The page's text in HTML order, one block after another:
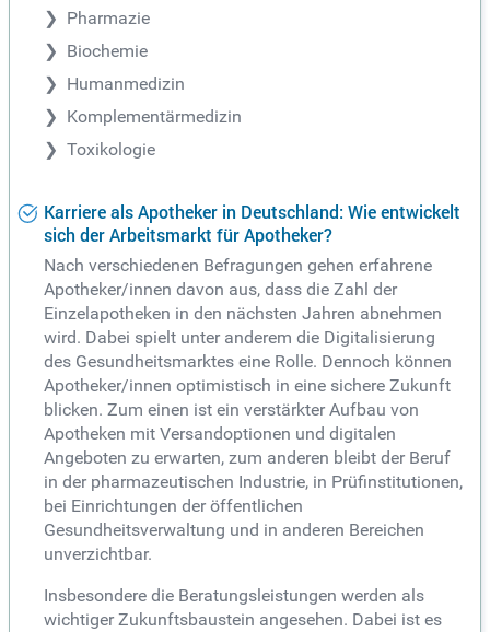
Pharmazie
Biochemie
Humanmedizin
Komplementärmedizin
Toxikologie
Karriere als Apotheker in Deutschland: Wie entwickelt
sich der Arbeitsmarkt für Apotheker?
Nach verschiedenen Befragungen gehen erfahrene
Apotheker/innen davon aus, dass die Zahl der
Einzelapotheken in den nächsten Jahren abnehmen
wird. Dabei spielt unter anderem die Digitalisierung
des Gesundheitsmarktes eine Rolle. Dennoch können
Apotheker/innen optimistisch in eine sichere Zukunft
blicken. Zum einen ist ein verstärkter Aufbau von
Apotheken mit Versandoptionen und digitalen
Angeboten zu erwarten, zum anderen bleibt der Beruf
in der pharmazeutischen Industrie, in Prüfinstitutionen,
bei Einrichtungen der öffentlichen
Gesundheitsverwaltung und in anderen Bereichen
unverzichtbar.
Insbesondere die Beratungsleistungen werden als
wichtiger Zukunftsbaustein angesehen. Dabei ist es